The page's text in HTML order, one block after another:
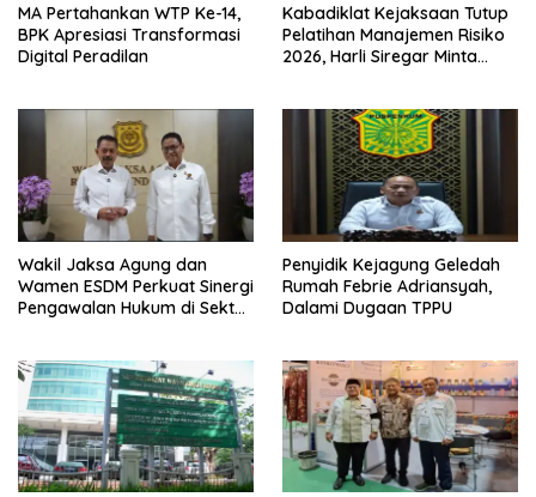
MA Pertahankan WTP Ke-14,
BPK Apresiasi Transformasi
Digital Peradilan
Kabadiklat Kejaksaan Tutup
Pelatihan Manajemen Risiko
2026, Harli Siregar Minta
Wakil Jaksa Agung dan
Wamen ESDM Perkuat Sinergi
Pengawalan Hukum di Sektor
Penyidik Kejagung Geledah
Rumah Febrie Adriansyah,
Dalami Dugaan TPPU